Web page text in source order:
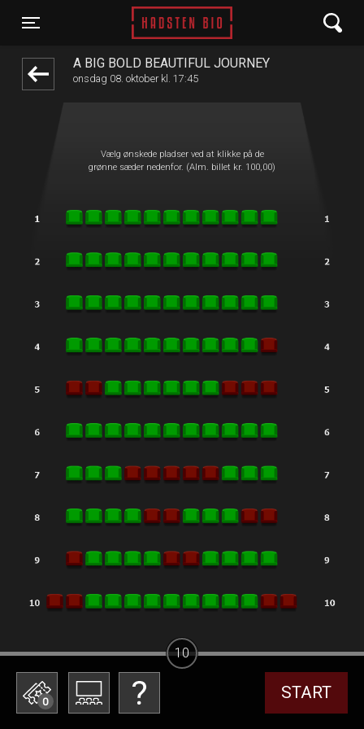
Toggle navigation
Hadsten Bio
A BIG BOLD BEAUTIFUL JOURNEY
onsdag 08. oktober kl. 17:45
Vælg ønskede pladser ved at klikke på de
grønne sæder nedenfor. (Alm. billet kr. 100,00)
0 START
10
front03-cc 071733